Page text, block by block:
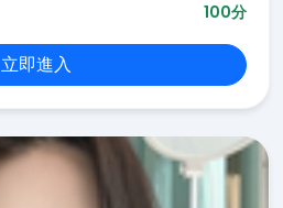
100分
立即進入